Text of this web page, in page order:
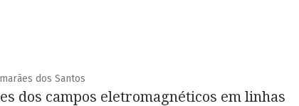
dos Santos
dos campos eletromagnéticos em linhas